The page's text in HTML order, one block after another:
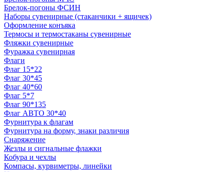
Брелок-погоны ФСИН
Наборы сувенирные (стаканчики + ящичек)
Оформление конъяка
Термосы и термостаканы сувенирные
Фляжки сувенирные
Фуражка сувенирная
Флаги
Флаг 15*22
Флаг 30*45
Флаг 40*60
Флаг 5*7
Флаг 90*135
Флаг АВТО 30*40
Фурнитура к флагам
Фурнитура на форму, знаки различия
Снаряжение
Жезлы и сигнальные флажки
Кобура и чехлы
Компасы, курвиметры, линейки